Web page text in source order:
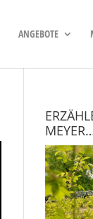
ANGEBOTE